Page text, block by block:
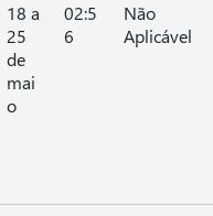
18 a
25
de
mai
o
02:5
6
Não
Aplicável